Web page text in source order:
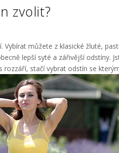
zvolit?
Vybírat můžete z klasické žluté,
lepší syté a zářivější odstíny.
rozzáří, stačí vybrat odstín se